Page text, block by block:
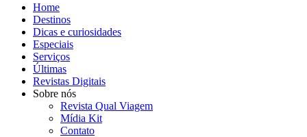
Home
Destinos
Dicas e curiosidades
Especiais
Serviços
Últimas
Revistas Digitais
Sobre nós
Revista Qual Viagem
Mídia Kit
Contato